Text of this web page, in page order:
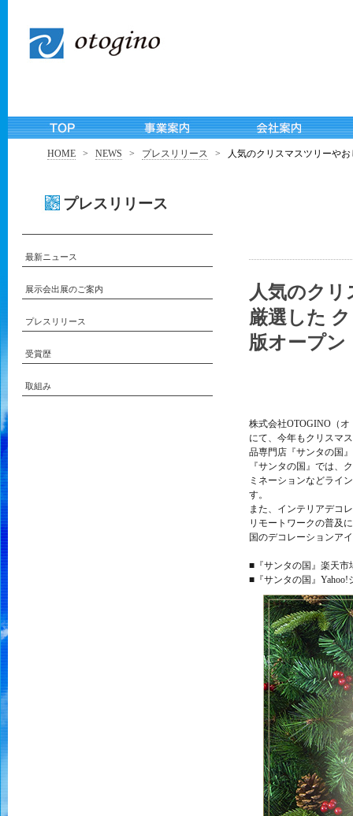
HOME > NEWS > プレスリリース > 人気のクリスマスツリーや
プレスリリース
人気のク
厳選した
版オープン
株式会社OTOGINO（オ
にて、今年もクリスマ
品専門店『サンタの国
『サンタの国』では、
ミネーションなどライ
す。
また、インテリアデコ
リモートワークの普及
国のデコレーションア
■『サンタの国』楽天
■『サンタの国』
最新ニュース
展示会出展のご案内
プレスリリース
受賞歴
取組み